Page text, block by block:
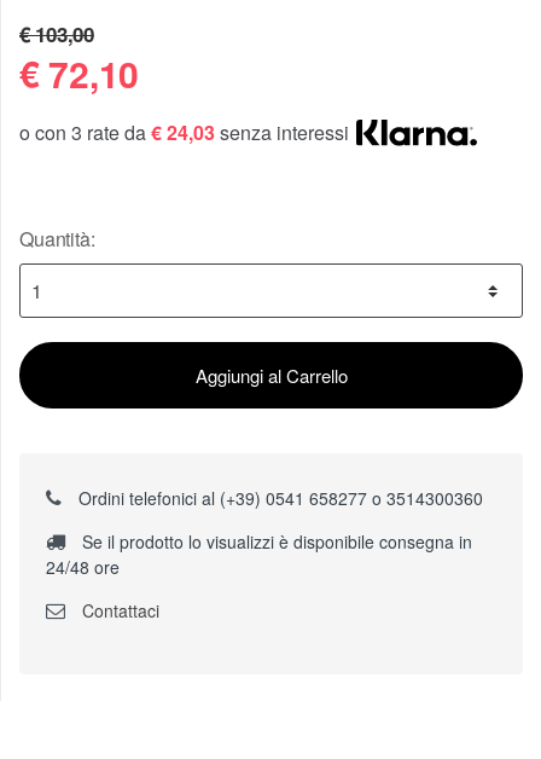
€ 103,00
€72,10
o con 3 rate da€ 24,03senza interessi
Quantità:
Aggiungi al Carrello
Ordini telefonici al (+39) 0541 658277 o 3514300360
Se il prodotto lo visualizzi è disponibile consegna in
24/48 ore
Contattaci